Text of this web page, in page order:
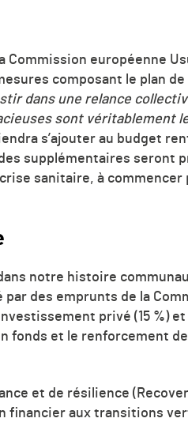
Commission européenne
composant le plan de
dans une relance
sont véritablement
s’ajouter au budget
supplémentaires seront
sanitaire, à commencer
notre histoire
des emprunts de la
privé (15 %) et
fonds et le renforcement
et de résilience
financier aux transitions